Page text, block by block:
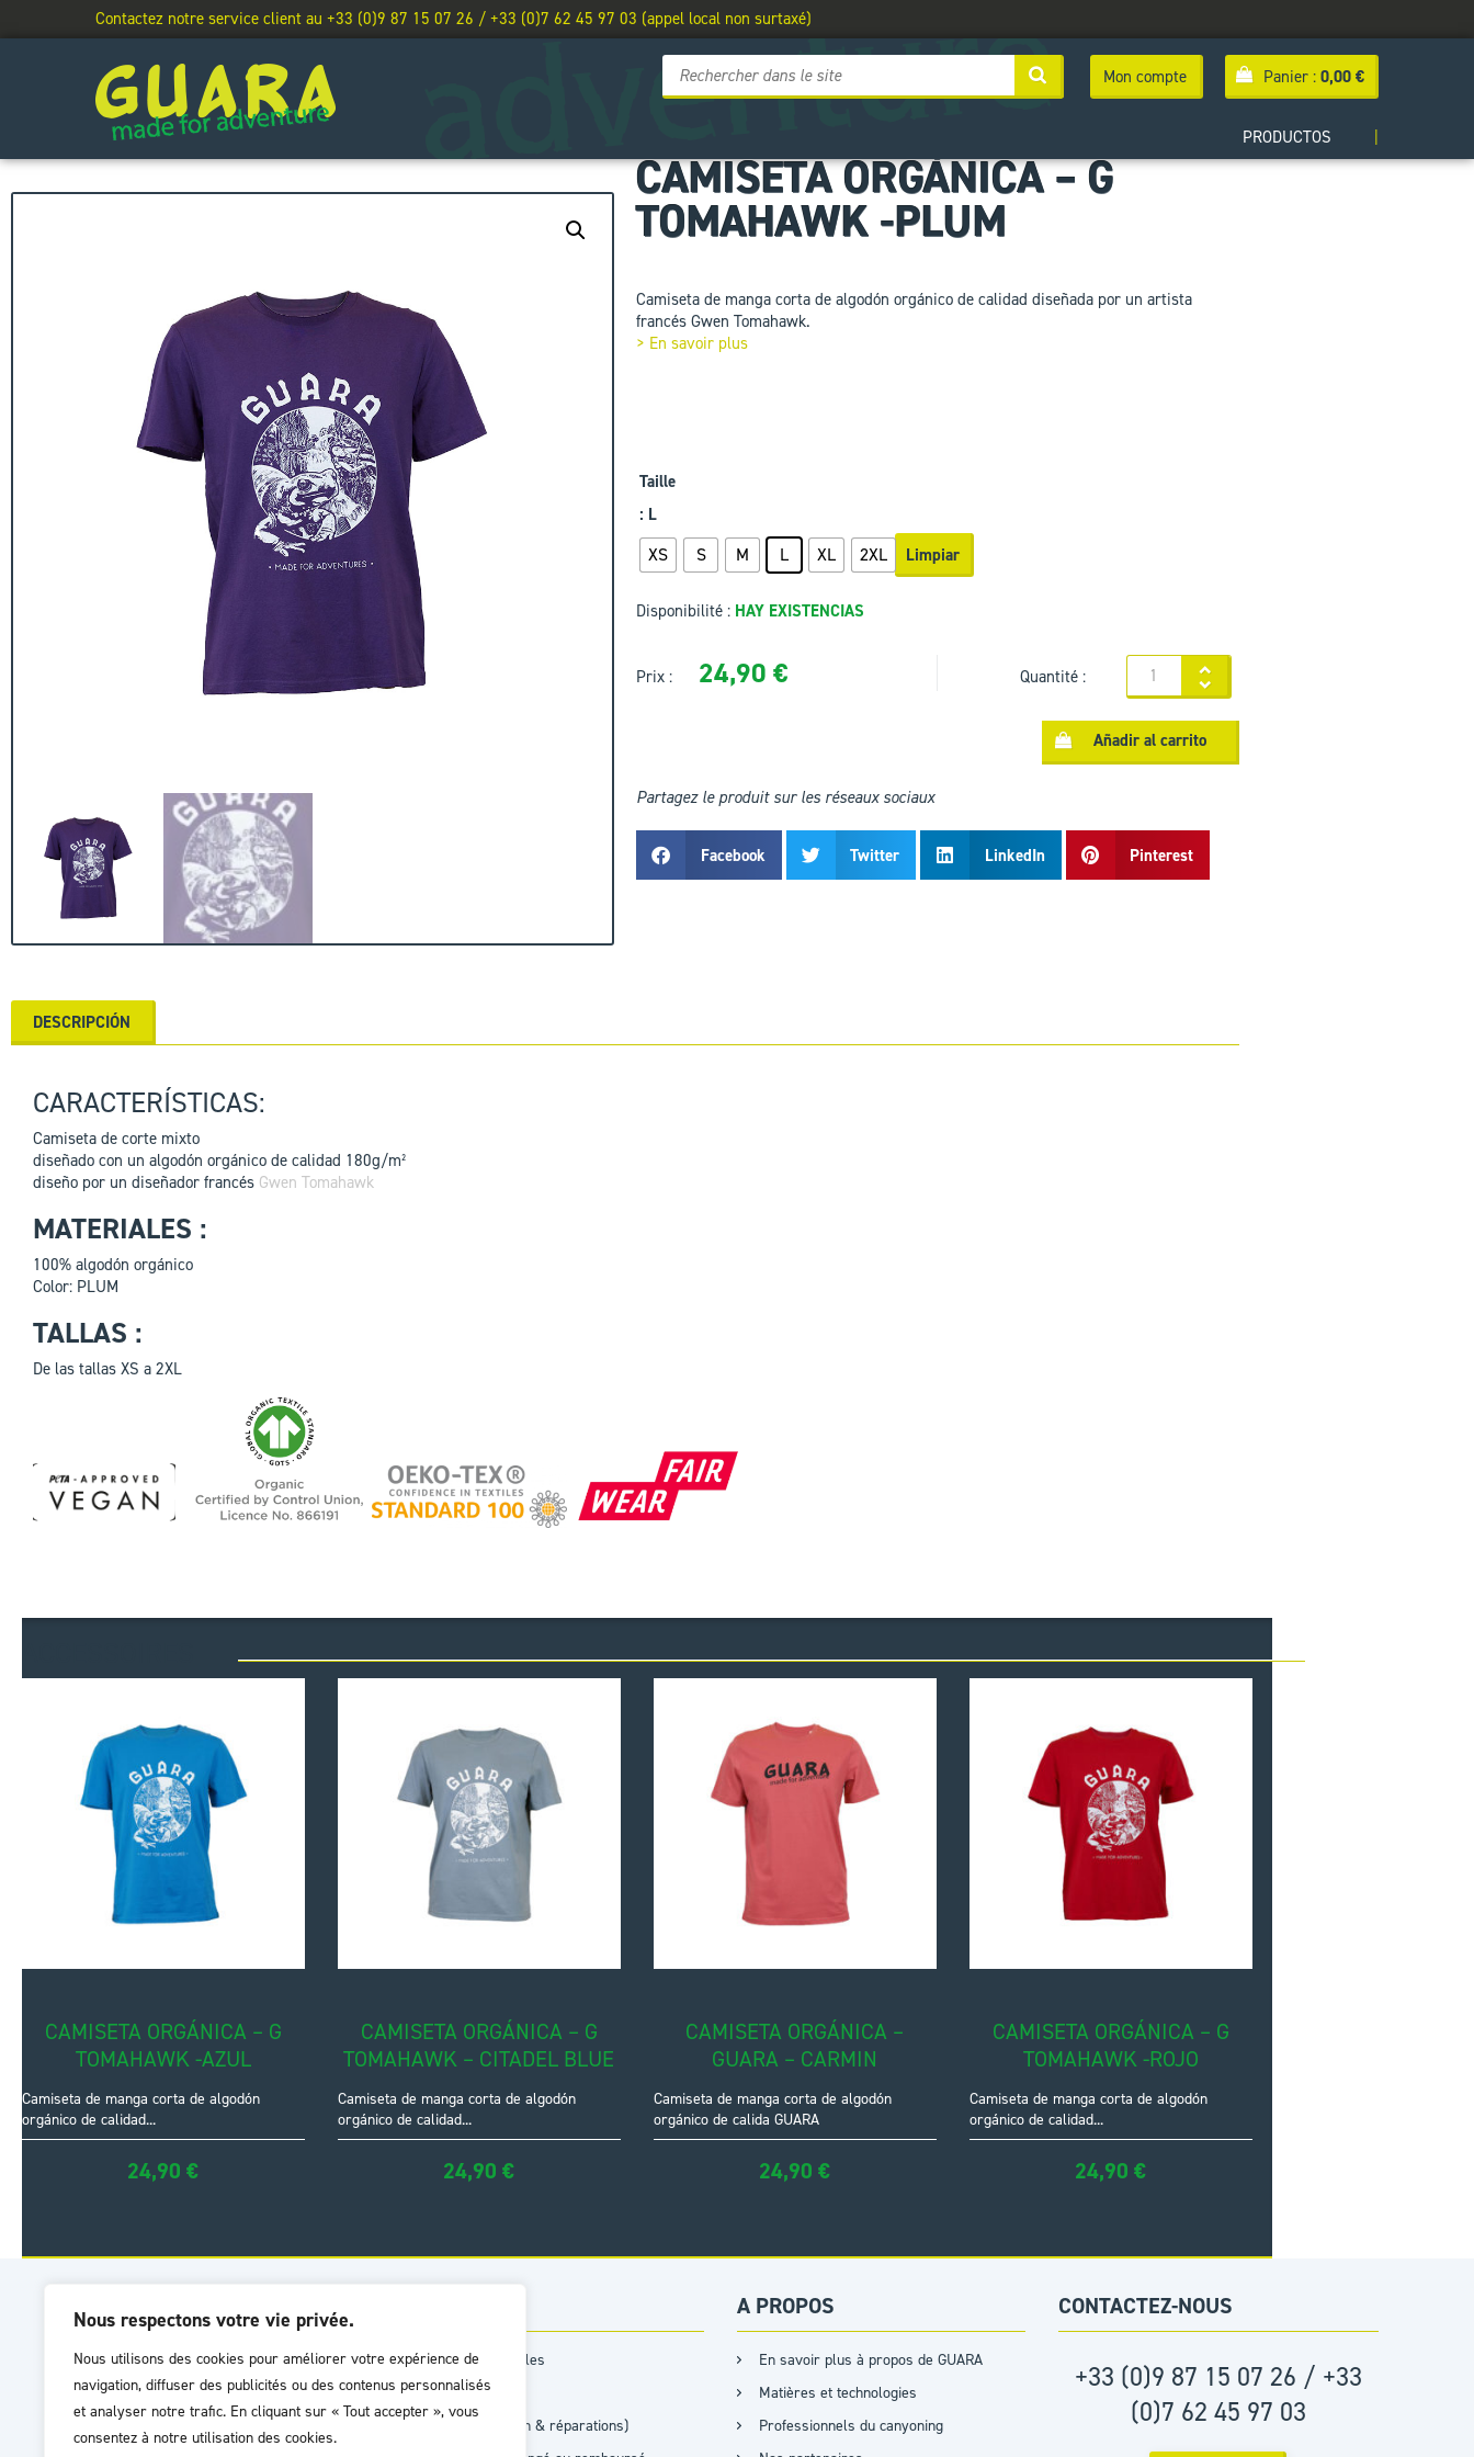
Nous respectons votre vie privée.
Nous utilisons des cookies pour améliorer votre expérience de
navigation, diffuser des publicités ou des contenus personnalisés
et analyser notre trafic. En cliquant sur « Tout accepter », vous
consentez à notre utilisation des cookies.
Contactez notre service client au +33 (0)9 87 15 07 26 / +33 (0)7 62 45 97 03 (appel local non surtaxé)
Panier : 0,00 €
Mon compte
PRODUCTOS
CAMISETA ORGÁNICA – G
TOMAHAWK -PLUM
Camiseta de manga corta de algodón orgánico de calidad diseñada por un artista
francés Gwen Tomahawk.
> En savoir plus
Taille
: L
XS S M L XL 2XL Limpiar
Disponibilité : HAY EXISTENCIAS
Prix : 24,90 € Quantité :
Añadir al carrito
Partagez le produit sur les réseaux sociaux
Facebook Twitter LinkedIn Pinterest
DESCRIPCIÓN
CARACTERÍSTICAS:
Camiseta de corte mixto
diseñado con un algodón orgánico de calidad 180g/m²
diseño por un diseñador francés Gwen Tomahawk
MATERIALES :
100% algodón orgánico
Color: PLUM
TALLAS :
De las tallas XS a 2XL
CAMISETA ORGÁNICA – G
TOMAHAWK -AZUL
Camiseta de manga corta de algodón
orgánico de calidad...
24,90€
CAMISETA ORGÁNICA – G
TOMAHAWK – CITADEL BLUE
Camiseta de manga corta de algodón
orgánico de calidad...
24,90€
CAMISETA ORGÁNICA –
GUARA – CARMIN
Camiseta de manga corta de algodón
orgánico de calida GUARA
24,90€
CAMISETA ORGÁNICA – G
TOMAHAWK -ROJO
Camiseta de manga corta de algodón
orgánico de calidad...
24,90€
Livraison
Garanties
Mentions légales
Guide des tailles
FAQ
SAV (entretien & réparations)
A PROPOS
En savoir plus à propos de GUARA
Matières et technologies
Professionnels du canyoning
CONTACTEZ-NOUS
+33 (0)9 87 15 07 26 / +33
(0)7 62 45 97 03